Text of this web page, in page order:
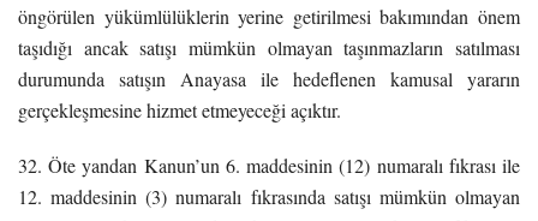
öngörülen yükümlülüklerin yerine getirilmesi bakımından önem
taşıdığı ancak satışı mümkün olmayan taşınmazların satılması
durumunda satışın Anayasa ile hedeflenen kamusal yararın
gerçekleşmesine hizmet etmeyeceği açıktır.
32. Öte yandan Kanun’un 6. maddesinin (12) numaralı fıkrası ile
12. maddesinin (3) numaralı fıkrasında satışı mümkün olmayan